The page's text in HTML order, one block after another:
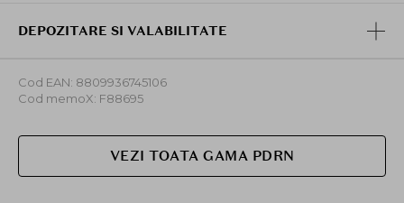
DEPOZITARE SI VALABILITATE
Cod EAN: 8809936745106
Cod memoX: F88695
VEZI TOATA GAMA PDRN